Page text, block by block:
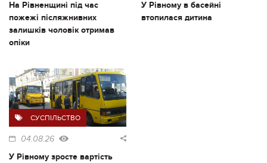
На Рівненщині під час
пожежі післяжнивних
залишків чоловік отримав
опіки
У Рівному в басейні
втопилася дитина
СУСПІЛЬСТВО
04.08.26
У Рівному зросте вартість